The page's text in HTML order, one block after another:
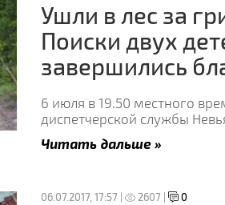
Ушли в лес за
Поиски двух
завершились
6 июля в 19.50 местного
диспетчерской службы
Читать дальше »
06.07.2017, 17:57 | 2607 | 0